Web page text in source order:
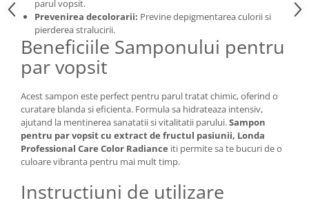
parul vopsit.
Prevenirea decolorarii: Previne depigmentarea culorii si
pierderea stralucirii.
Beneficiile Samponului pentru
par vopsit
Acest sampon este perfect pentru parul tratat chimic, oferind o
curatare blanda si eficienta. Formula sa hidrateaza intensiv,
ajutand la mentinerea sanatatii si vitalitatii parului.Sampon
pentru par vopsit cu extract de fructul pasiunii, Londa
Professional Care Color Radiance iti permite sa te bucuri de o
culoare vibranta pentru mai mult timp.
Instructiuni de utilizare